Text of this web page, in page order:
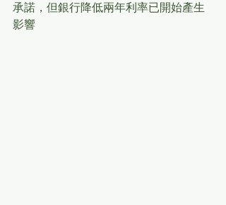
承諾，但銀行降低兩年利率已開始產生
影響